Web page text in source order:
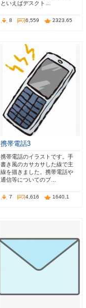
といえばデスクト…
8 6,559 2323.65
携帯電話3
携帯電話のイラストです。手
書き風のカサカサした線で主
線を描きました。携帯電話や
通信等についてのブ…
7 4,616 1640.1